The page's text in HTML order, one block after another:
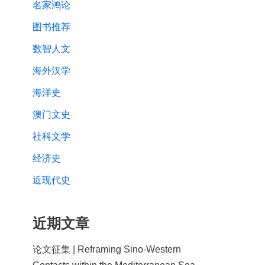
名家鸿论
图书推荐
数智人文
海外汉学
海洋史
澳门文史
社科文学
经济史
近现代史
近期文章
论文征集 | Reframing Sino-Western